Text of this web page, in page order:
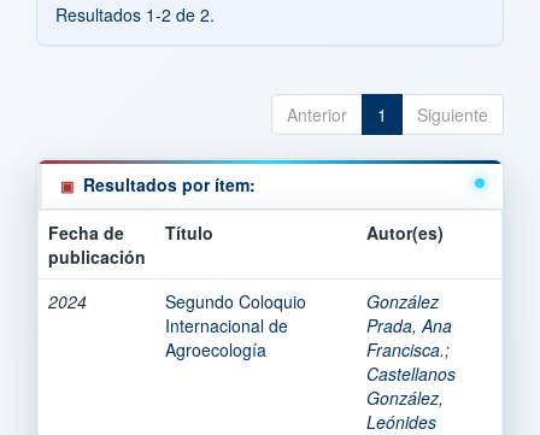
Resultados 1-2 de 2.
Anterior 1 Siguiente
Resultados por ítem:
Fecha de
publicación
Título Autor(es)
2024
Segundo Coloquio
Internacional de
Agroecología
González
Prada, Ana
Francisca.;
Castellanos
González,
Leónides